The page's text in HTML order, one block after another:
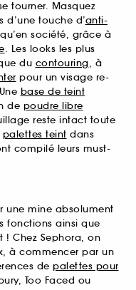
tourner. Masquez
touche d’anti-
société, grâce à
. Les looks les plus
du contouring, à
pour un visage re-
base de teint
de poudre libre
reste intact toute
palettes teint dans
compilé leurs must-
une mine absolument
fonctions ainsi que
! Chez Sephora, on
à commencer par un
de palettes pour
Too Faced ou